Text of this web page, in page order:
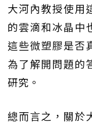
大河內教授使用
的雲滴和冰晶中
這些微塑膠是否
為了解開問題的
研究。
總而言之，關於